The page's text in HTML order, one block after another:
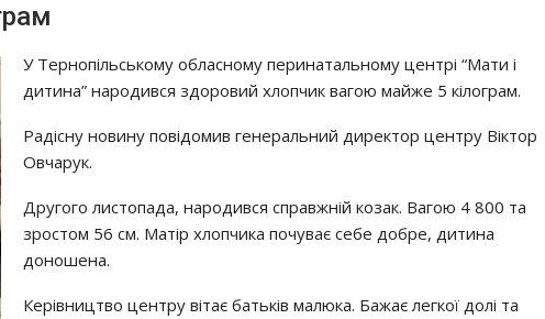
У Тернопільському обласному перинатальному центрі “Мати і
дитина” народився здоровий хлопчик вагою майже 5 кілограм.
Радісну новину повідомив генеральний директор центру Віктор
Овчарук.
Другого листопада, народився справжній козак. Вагою 4 800 та
зростом 56 см. Матір хлопчика почуває себе добре, дитина
доношена.
Керівництво центру вітає батьків малюка. Бажає легкої долі та